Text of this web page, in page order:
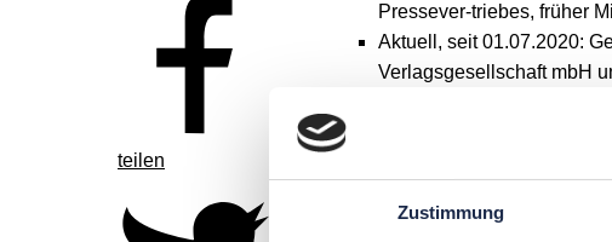
Zustimmung
teilen
Pressever-triebes, früher
Aktuell, seit 01.07.2020:
Verlagsgesellschaft mbH
1999-2000: Assistent der